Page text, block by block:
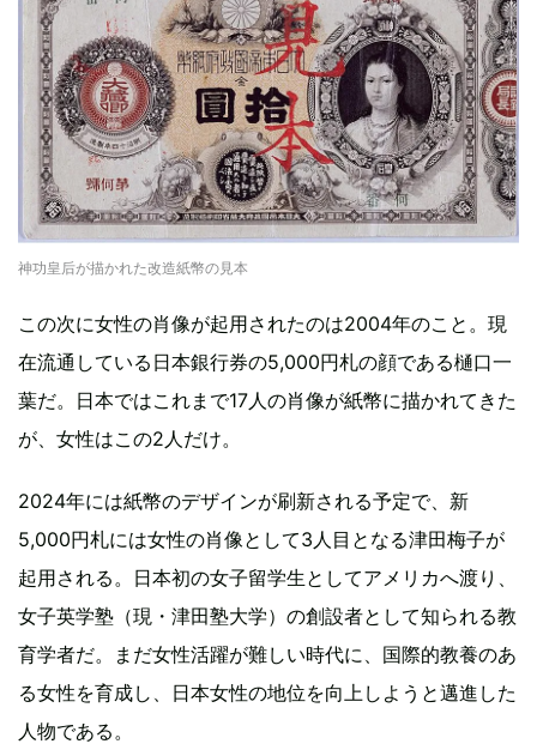
神功皇后が描かれた改造紙幣の見本
この次に女性の肖像が起用されたのは2004年のこと。現
在流通している日本銀行券の5,000円札の顔である樋口一
葉だ。日本ではこれまで17人の肖像が紙幣に描かれてきた
が、女性はこの2人だけ。
2024年には紙幣のデザインが刷新される予定で、新
5,000円札には女性の肖像として3人目となる津田梅子が
起用される。日本初の女子留学生としてアメリカへ渡り、
女子英学塾（現・津田塾大学）の創設者として知られる教
育学者だ。まだ女性活躍が難しい時代に、国際的教養のあ
る女性を育成し、日本女性の地位を向上しようと邁進した
人物である。